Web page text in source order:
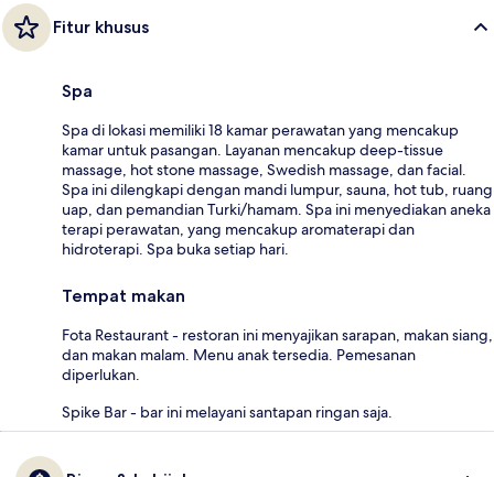
Fitur khusus
Spa
Spa di lokasi memiliki 18 kamar perawatan yang mencakup
kamar untuk pasangan. Layanan mencakup deep-tissue
massage, hot stone massage, Swedish massage, dan facial.
Spa ini dilengkapi dengan mandi lumpur, sauna, hot tub, ruang
uap, dan pemandian Turki/hamam. Spa ini menyediakan aneka
terapi perawatan, yang mencakup aromaterapi dan
hidroterapi. Spa buka setiap hari.
Tempat makan
Fota Restaurant - restoran ini menyajikan sarapan, makan siang,
dan makan malam. Menu anak tersedia. Pemesanan
diperlukan.
Spike Bar - bar ini melayani santapan ringan saja.